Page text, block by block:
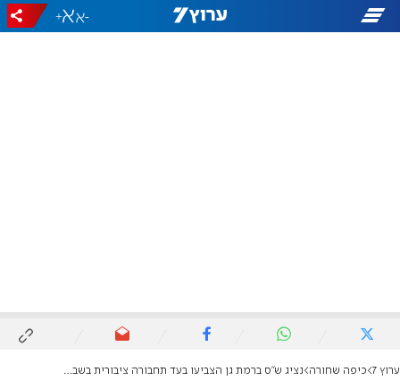
-
+
ערוץ 7 כיפה שחורה נציג ש"ס ברמת גן הצביעו בעד תחבורה ציבורית בשבת: "בעד פעמיים"